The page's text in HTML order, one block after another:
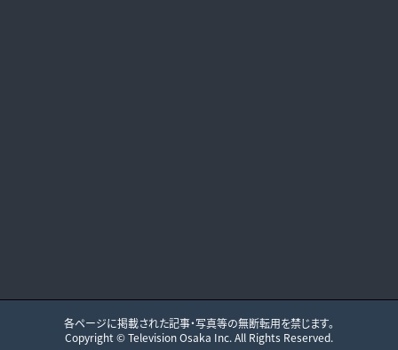
各ページに掲載された記事・写真等の無断転用を禁じます。
Copyright ©Television Osaka Inc. All Rights Reserved.